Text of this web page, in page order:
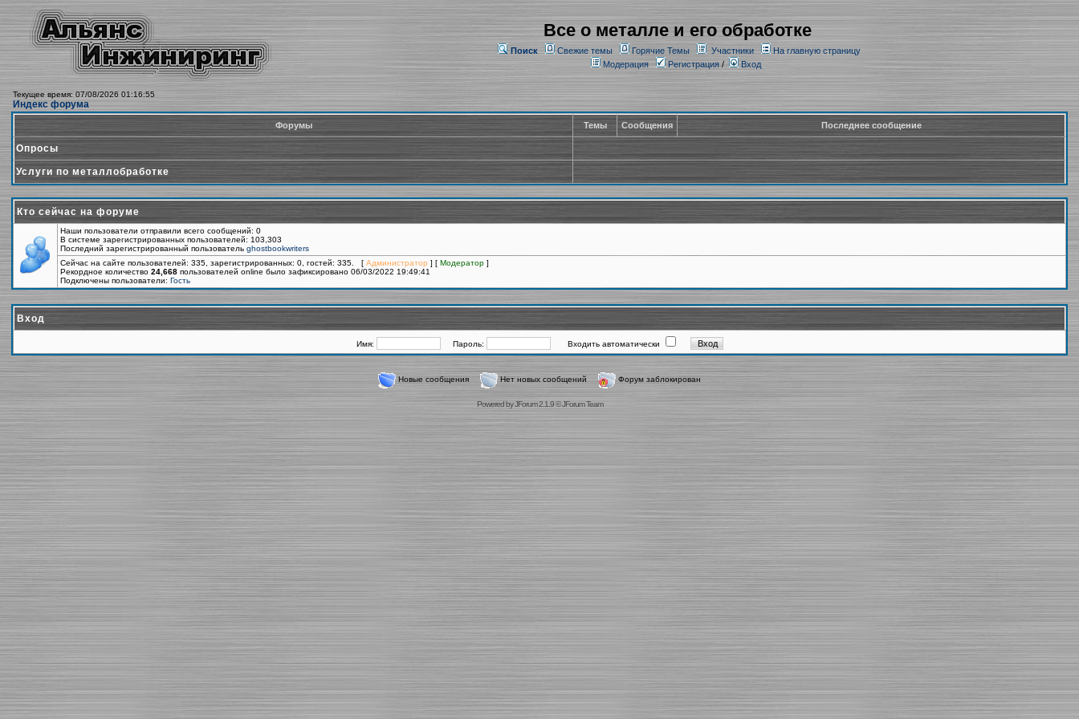
Все о металле и его обработке
Поиск Свежие темы Горячие Темы Участники
На главную страницу
Модерация
Регистрация/ Вход
Текущее время: 07/08/2026 01:16:55
Индекс форума
Форумы Темы Сообщения Последнее сообщение
Опросы
Услуги по металлобработке
Кто сейчас на форуме
Наши пользователи отправили всего сообщений: 0
В системе зарегистрированных пользователей: 103,303
Последний зарегистрированный пользователь ghostbookwriters
Сейчас на сайте пользователей: 335, зарегистрированных: 0, гостей: 335. [ Администратор ] [ Модератор ]
Рекордное количество 24,668 пользователей online было зафиксировано 06/03/2022 19:49:41
Подключены пользователи: Гость
Вход
Имя: Пароль: Входить автоматически
Новые сообщения Нет новых сообщений Форум заблокирован
Powered byJForum 2.1.9©JForum Team